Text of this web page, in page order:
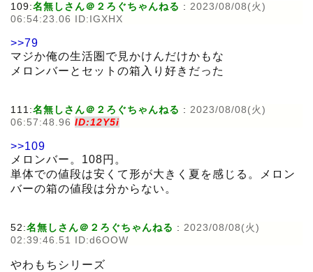
109:名無しさん＠２ろぐちゃんねる : 2023/08/08(火)
06:54:23.06 ID:IGXHX
>>79
マジか俺の生活圏で見かけんだけかもな
メロンバーとセットの箱入り好きだった
111:名無しさん＠２ろぐちゃんねる : 2023/08/08(火)
06:57:48.96 ID:12Y5i
>>109
メロンバー。108円。
単体での値段は安くて形が大きく夏を感じる。メロン
バーの箱の値段は分からない。
52:名無しさん＠２ろぐちゃんねる : 2023/08/08(火)
02:39:46.51 ID:d6OOW
やわもちシリーズ